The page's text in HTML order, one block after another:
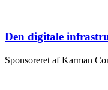
Den digitale
Sponsoreret af Karman